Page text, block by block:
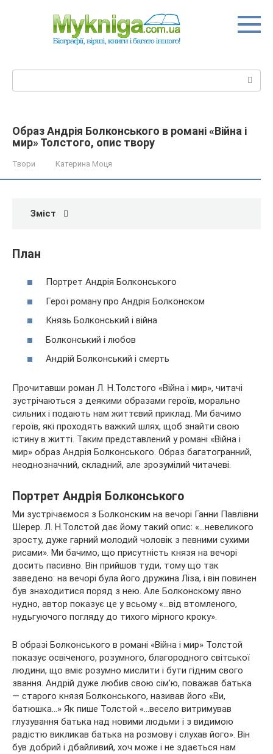
Образ Андрія Болконського в романі «Війна і
мир» Толстого, опис твору
Твори Катерина Моця
Зміст
План
Портрет Андрія Болконського
Герої роману про Андрія Болконском
Князь Болконський і війна
Болконський і любов
Андрій Болконський і смерть
Прочитавши роман Л. Н.Толстого «Війна і мир», читачі
зустрічаються з деякими образами героїв, морально
сильних і подають нам життєвий приклад. Ми бачимо
героїв, які проходять важкий шлях, щоб знайти свою
істину в житті. Таким представлений у романі «Війна і
мир» образ Андрія Болконського. Образ багатогранний,
неоднозначний, складний, але зрозумілий читачеві.
Портрет Андрія Болконського
Ми зустрічаємося з Болконским на вечорі Ганни Павлівни
Шерер. Л. Н.Толстой дає йому такий опис: «…невеликого
зросту, дуже гарний молодий чоловік з певними сухими
рисами». Ми бачимо, що присутність князя на вечорі
досить пасивно. Він прийшов туди, тому що так
заведено: на вечорі була його дружина Ліза, і він повинен
був знаходитися поряд з нею. Але Болконскому явно
нудно, автор показує це у всьому «…від втомленого,
нудьгуючого погляду до тихого мірного кроку».
В образі Болконського в романі «Війна і мир» Толстой
показує освіченого, розумного, благородного світської
людини, що вміє розумно мислити і бути гідним свого
звання. Андрій дуже любив свою сім’ю, поважав батька
— старого князя Болконського, називав його «Ви,
батюшка…» Як пише Толстой «…весело витримував
глузування батька над новими людьми і з видимою
радістю викликав батька на розмову і слухав його». Він
був добрий і дбайливий, хоч може і не здається нам